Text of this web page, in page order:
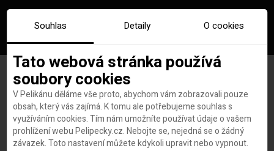
Hlavní stránka sever
Štítek:sever
Souhlas Detaily O cookies
Tato webová stránka používá
soubory cookies
V Pelikánu děláme vše proto, abychom vám zobrazovali pouze
obsah, který vás zajímá. K tomu ale potřebujeme souhlas s
využíváním cookies. Tím nám umožníte používat údaje o vašem
prohlížení webu Pelipecky.cz. Nebojte se, nejedná se o žádný
závazek. Toto nastavení můžete kdykoli upravit nebo vypnout.